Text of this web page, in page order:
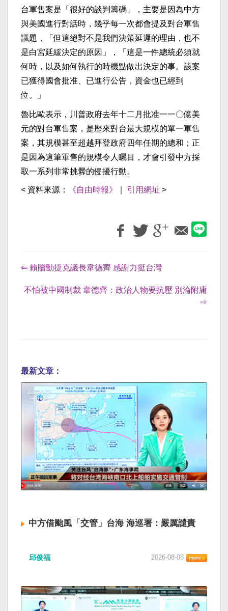
台軍售案是「很好的談判籌碼」，主要是因為中方
與美國進行對話時，幾乎每一次都會提及對台軍售
議題，「但這絕對不是我們決策延遲的理由，也不
是白宮延緩決定的原因」，「這是一件總統必須就
何時，以及如何執行的時機點做出決定的事。該案
已獲得國會批准、已進行公告，資金也已經到
位。」
魯比歐表示，川普政府去年十二月批准一一〇億美
元的對台軍售案，是歷來對台最大規模的單一軍售
案，其規模甚至超越拜登政府四年任期的總和；正
是因為這筆軍售的規模令人矚目，才會引發中方採
取一系列非常挑釁的侵擾行動。
< 資料來源： 《自由時報》 引用網址 >
⇐ 賴贈勳捷克議長韋德齊 感謝力挺台灣
不怕被中國制裁 韋德齊：政治人物要抗壓 別淪附庸
⇒
最新文章：
中方借颱風「交管」台海 海巡署：嚴厲譴責
邱俊福 2026-08-08